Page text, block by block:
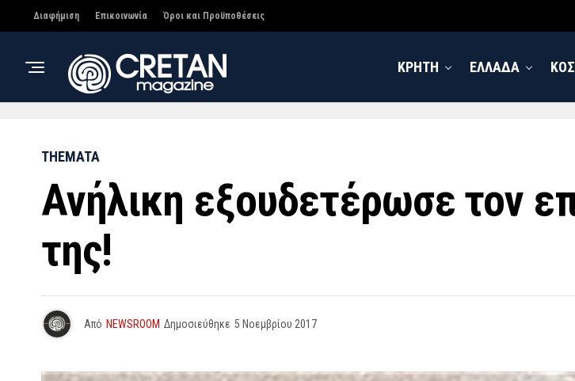
Διαφήμιση Επικοινωνία Όροι και Προϋποθέσεις
ΚΡΗΤΗ ΕΛΛΑΔΑ
THEMATA
Ανήλικη εξουδετέρωσε τον
της!
Από NEWSROOM Δημοσιεύθηκε 5 Νοεμβρίου 2017